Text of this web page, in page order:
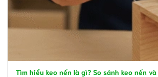
Tìm hiểu keo nến là gì? So sánh keo nến